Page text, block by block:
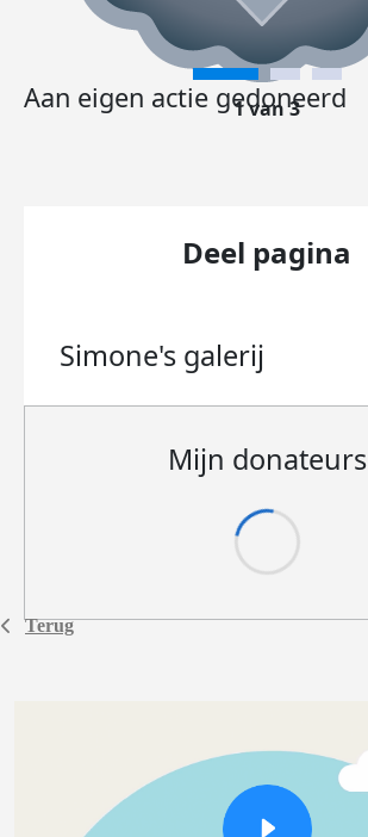
Terug
Aan eigen actie gedoneerd
1 van 3
Deel pagina
Simone's galerij
Mijn donateurs